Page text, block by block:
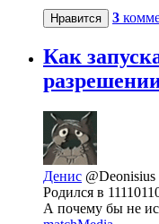
Нравится 3
Как
Денис @Deonisius
Родился в
А почему бы не